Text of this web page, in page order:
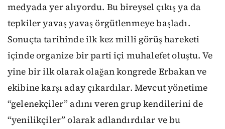
medyada yer alıyordu. Bu bireysel çıkış ya da
tepkiler yavaş yavaş örgütlenmeye başladı.
Sonuçta tarihinde ilk kez milli görüş hareketi
içinde organize bir parti içi muhalefet oluştu. Ve
yine bir ilk olarak olağan kongrede Erbakan ve
ekibine karşı aday çıkardılar. Mevcut yönetime
“gelenekçiler” adını veren grup kendilerini de
“yenilikçiler” olarak adlandırdılar ve bu